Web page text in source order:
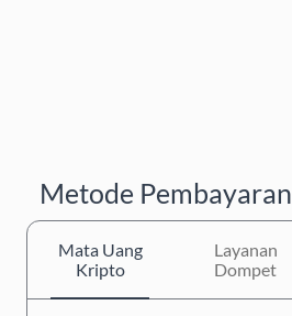
Metode Pembayaran
Mata Uang
Kripto
Layanan
Dompet